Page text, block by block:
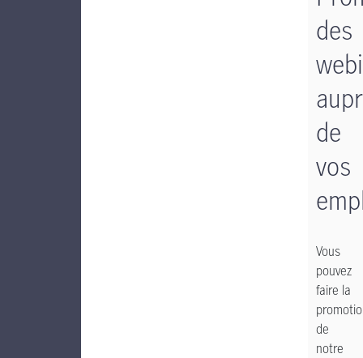
des
de
vos
Vous
pouvez
faire la
de
notre